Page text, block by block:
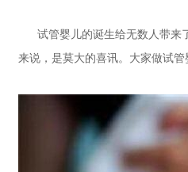
试管婴儿的诞生给无数人带来
来说，是莫大的喜讯。大家做试